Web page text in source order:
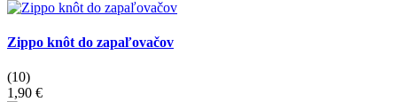
Zippo knôt do zapaľovačov
(10)
1,90 €